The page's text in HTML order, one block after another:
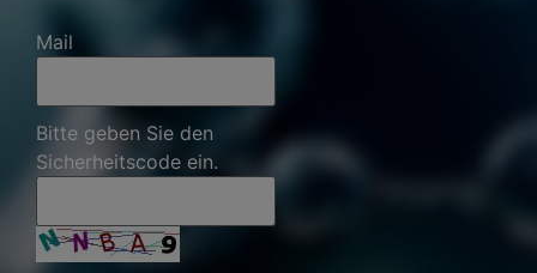
Mail
Bitte geben Sie den
Sicherheitscode ein.